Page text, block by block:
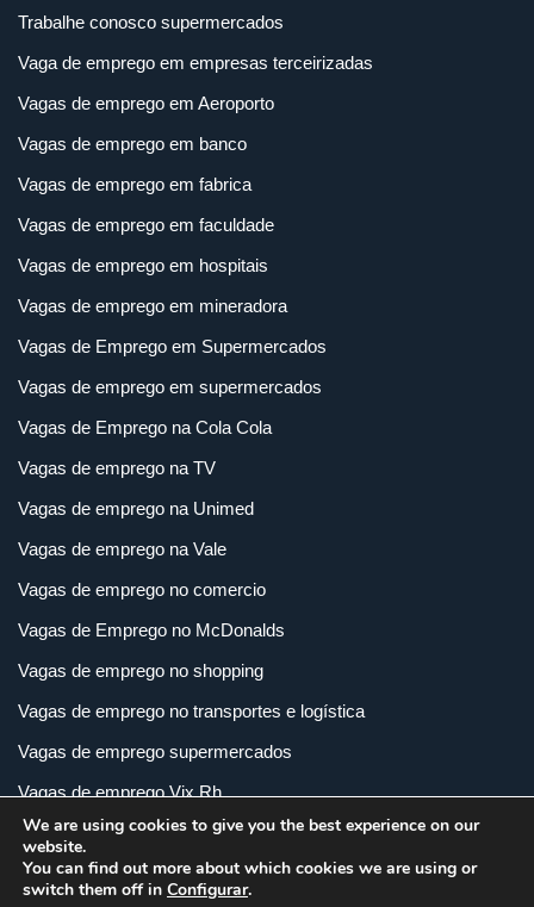
Trabalhe conosco supermercados
Vaga de emprego em empresas terceirizadas
Vagas de emprego em Aeroporto
Vagas de emprego em banco
Vagas de emprego em fabrica
Vagas de emprego em faculdade
Vagas de emprego em hospitais
Vagas de emprego em mineradora
Vagas de Emprego em Supermercados
Vagas de emprego em supermercados
Vagas de Emprego na Cola Cola
Vagas de emprego na TV
Vagas de emprego na Unimed
Vagas de emprego na Vale
Vagas de emprego no comercio
Vagas de Emprego no McDonalds
Vagas de emprego no shopping
Vagas de emprego no transportes e logística
Vagas de emprego supermercados
Vagas de emprego Vix Rh
Vagas de empregos em imobiliária
Vagas de empregos em loja
We are using cookies to give you the best experience on our
website.
You can find out more about which cookies we are using or
switch them off in Configurar.